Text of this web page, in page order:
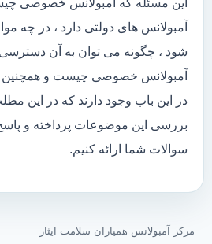
این مسئله که آمبولانس خصوصی
آمبولانس های دولتی دارد ، در چه
شود ، چگونه می توان به آن
آمبولانس خصوصی چیست و همچنین
در این باب وجود دارند که در این
بررسی این موضوعات پرداخته و
سوالات شما ارائه کنیم.
مرکز آمبولانس همیاران سلامت ایثار